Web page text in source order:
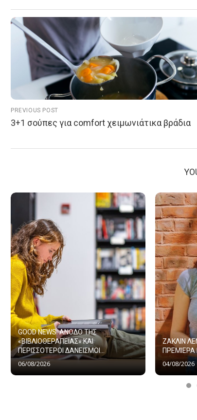
PREVIOUS POST
3+1 σούπες για comfort χειμωνιάτικα βράδια
GOOD NEWS: ΑΝΟΔΟ ΤΗΣ
«ΒΙΒΛΙΟΘΕΡΑΠΕΙΑΣ» ΚΑΙ
ΠΕΡΙΣΣΟΤΕΡΟΙ ΔΑΝΕΙΣΜΟΙ...
06/08/2026
ΖΑΚΛΙΝ
ΠΡΕΜΙΕΡΑ
04/08/2026